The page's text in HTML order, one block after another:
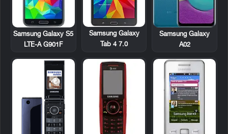
Samsung Galaxy
A02
Samsung Galaxy
Tab 4 7.0
Samsung Galaxy S5
LTE-A G901F